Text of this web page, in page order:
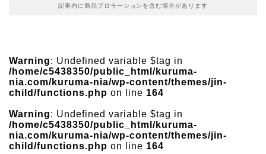
記事内に商品プロモーションを含む場合があります
Warning: Undefined variable $tag in
/home/c5438350/public_html/kuruma-
nia.com/kuruma-nia/wp-content/themes/jin-
child/functions.php on line 164
Warning: Undefined variable $tag in
/home/c5438350/public_html/kuruma-
nia.com/kuruma-nia/wp-content/themes/jin-
child/functions.php on line 164